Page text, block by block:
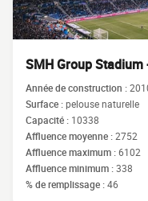
SMH Group
Année de construction :
Surface :pelouse naturelle
Capacité : 10338
Affluence moyenne :2752
Affluence maximum :6102
Affluence minimum :338
% de remplissage :46